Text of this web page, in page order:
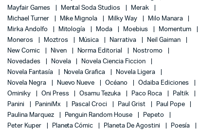
Mayfair Games
Mental Soda Studios
Merak
Michael Turner
Mike Mignola Milky Way
Milo Manara
Mirka Andolfo
Mitología Moda Moebius
Momentum
Moneros
Moztros Música Narrativa
Neil Gaiman
New Comic
Niven Norma Editorial
Nostromo
Novedades
Novela
Novela Ciencia Ficcion
Novela Fantasía
Novela Grafica
Novela Ligera
Novela Negra
Nuevo Nueve Océano
Odaiba Ediciones
Ominiky
Oni Press Osamu Tezuka Paco Roca
Paltik
Panini
PaniniMx Pascal Croci Paul Grist
Paul Pope
Paulina Marquez
Penguin Random House
Pepeto
Peter Kuper
Planeta Cómic Planeta De Agostini
Poesía